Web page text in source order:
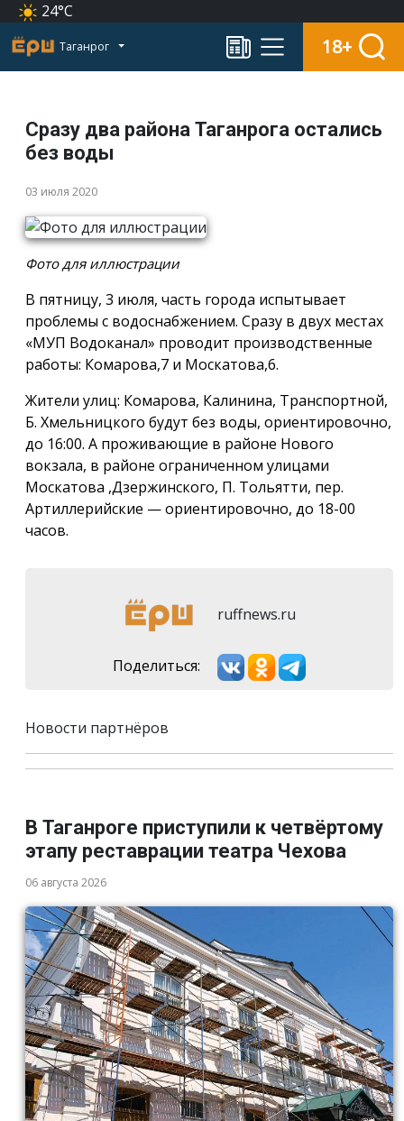
24°C
Таганрог 18+
Сразу два района Таганрога остались
без воды
03 июля 2020
Фото для иллюстрации
В пятницу, 3 июля, часть города испытывает
проблемы с водоснабжением. Сразу в двух местах
«МУП Водоканал» проводит производственные
работы: Комарова,7 и Москатова,6.
Жители улиц: Комарова, Калинина, Транспортной,
Б. Хмельницкого будут без воды, ориентировочно,
до 16:00. А проживающие в районе Нового
вокзала, в районе ограниченном улицами
Москатова ,Дзержинского, П. Тольятти, пер.
Артиллерийские — ориентировочно, до 18-00
часов.
ruffnews.ru
Поделиться:
Новости партнёров
В Таганроге приступили к четвёртому
этапу реставрации театра Чехова
06 августа 2026